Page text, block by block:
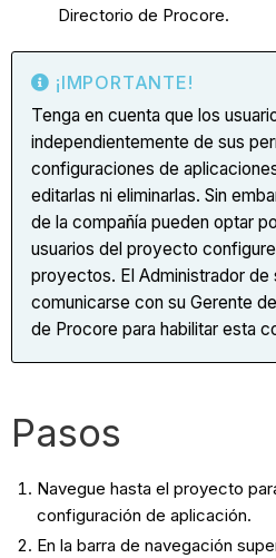
Directorio de Procore.
¡IMPORTANTE!
Tenga en cuenta que los
independientemente de sus
configuraciones de
editarlas ni eliminarlas. Sin
de la compañía pueden optar
usuarios del proyecto
proyectos. El Administrador de
comunicarse con su Gerente
de Procore para habilitar esta
Pasos
Navegue hasta el proyecto
configuración de aplicación.
En la barra de navegación